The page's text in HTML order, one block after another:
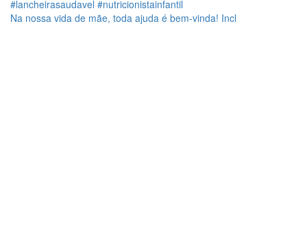
Na nossa vida de mãe, toda ajuda é bem-vinda! Incl